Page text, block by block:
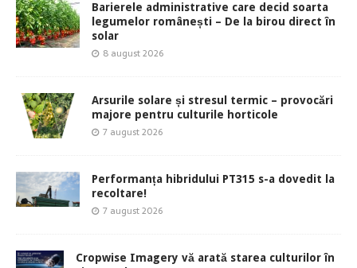
Barierele administrative care decid soarta
legumelor românești – De la birou direct în
solar
8 august 2026
Arsurile solare și stresul termic – provocări
majore pentru culturile horticole
7 august 2026
Performanța hibridului PT315 s-a dovedit la
recoltare!
7 august 2026
Cropwise Imagery vă arată starea culturilor în